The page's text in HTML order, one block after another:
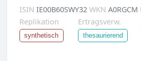
ISIN IE00B60SWY32 WKN A0RGCM
Replikation
synthetisch
Ertragsverw.
thesaurierend